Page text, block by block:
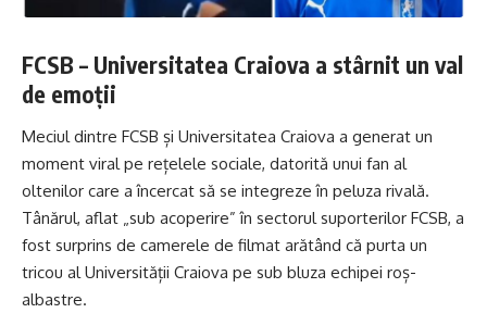
FCSB – Universitatea Craiova a stârnit un val
de emoții
Meciul dintre FCSB și Universitatea Craiova a generat un
moment viral pe rețelele sociale, datorită unui fan al
oltenilor care a încercat să se integreze în peluza rivală.
Tânărul, aflat „sub acoperire” în sectorul suporterilor FCSB, a
fost surprins de camerele de filmat arătând că purta un
tricou al Universității Craiova pe sub bluza echipei roș-
albastre.